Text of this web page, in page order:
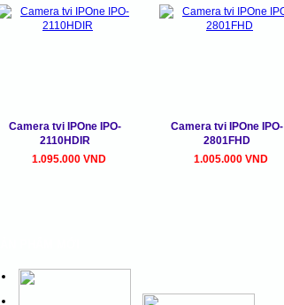
Camera tvi IPOne IPO-
2110HDIR
1.095.000 VND
Camera tvi IPOne IPO-
2801FHD
1.005.000 VND